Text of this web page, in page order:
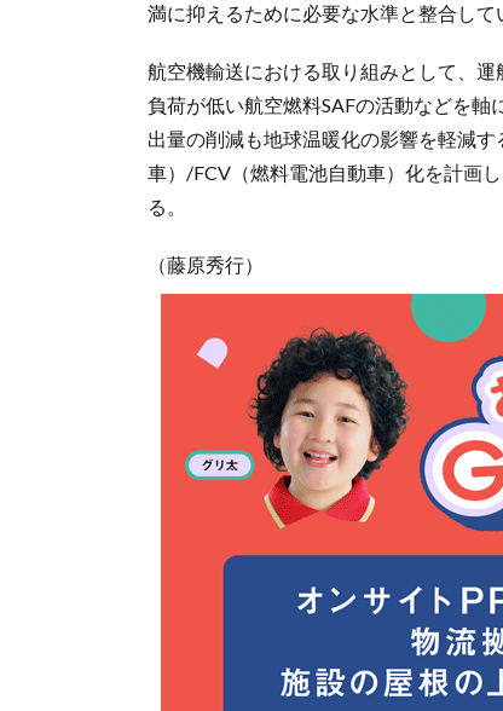
満に抑えるために必要な水準と整合して
航空機輸送における取り組みとして、
負荷が低い航空燃料SAFの活動などを
出量の削減も地球温暖化の影響を軽減
車）/FCV（燃料電池自動車）化を計画
る。
（藤原秀行）